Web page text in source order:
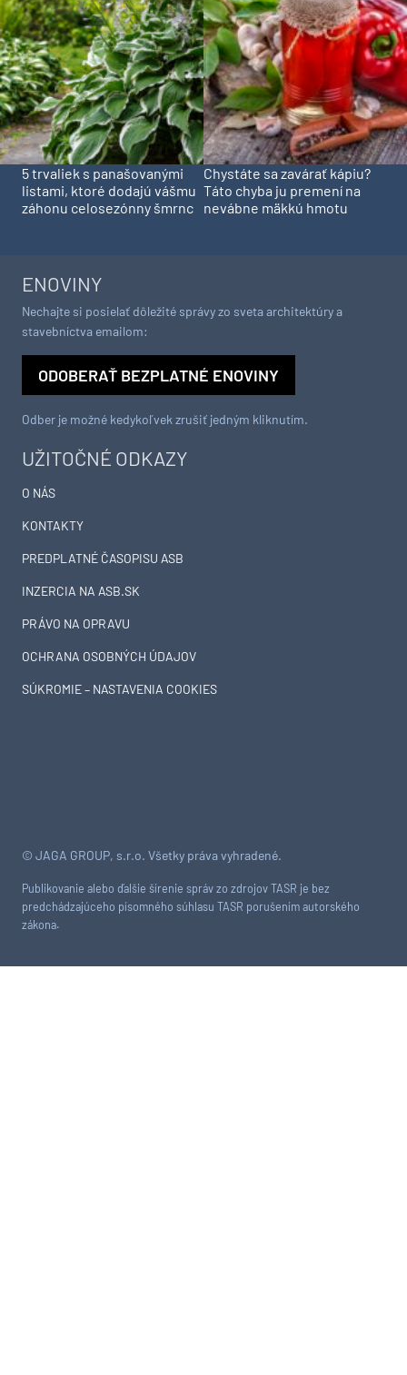
5 trvaliek s panašovanými
listami, ktoré dodajú vášmu
záhonu celosezónny šmrnc
Chystáte sa zavárať kápiu?
Táto chyba ju premení na
nevábne mäkkú hmotu
© JAGA GROUP, s.r.o. Všetky práva vyhradené.
Publikovanie alebo ďalšie šírenie správ zo zdrojov TASR je bez
predchádzajúceho písomného súhlasu TASR porušením autorského
zákona.
UŽITOČNÉ ODKAZY
O NÁS
KONTAKTY
PREDPLATNÉ ČASOPISU ASB
INZERCIA NA ASB.SK
PRÁVO NA OPRAVU
OCHRANA OSOBNÝCH ÚDAJOV
SÚKROMIE – NASTAVENIA COOKIES
ENOVINY
Nechajte si posielať dôležité správy zo sveta architektúry a
stavebníctva emailom:
ODOBERAŤ BEZPLATNÉ ENOVINY
Odber je možné kedykoľvek zrušiť jedným kliknutím.